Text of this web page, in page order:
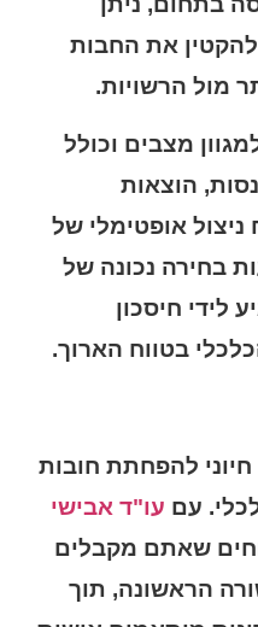
את החבות
מול הרשויות.
מצבים וכולל
הוצאות
אופטימלי של
בחירה נכונה של
לידי חיסכון
בטווח הארוך.
חיוני להפחתת חובות
עם עו"ד אבישי
שאתם מקבלים
הראשונה, תוך